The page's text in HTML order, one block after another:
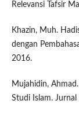
Relevansi Tafsir
Khazin, Muh.
dengan
2016.
Mujahidin,
Studi Islam.